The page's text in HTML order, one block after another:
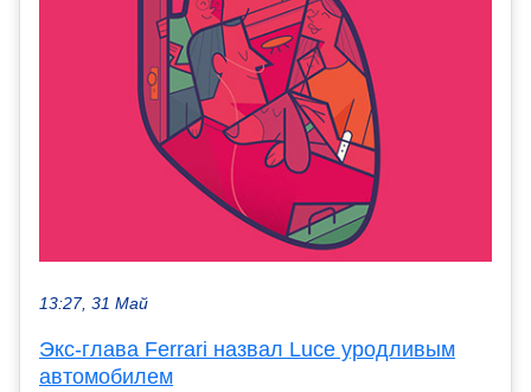
13:27, 31 Май
Экс‑глава Ferrari назвал Luce уродливым
автомобилем